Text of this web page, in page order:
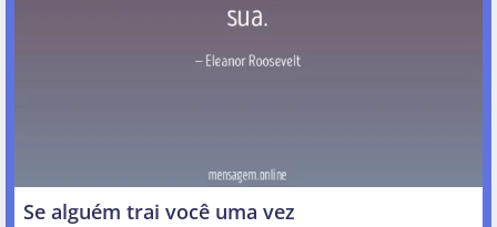
Se alguém trai você uma vez